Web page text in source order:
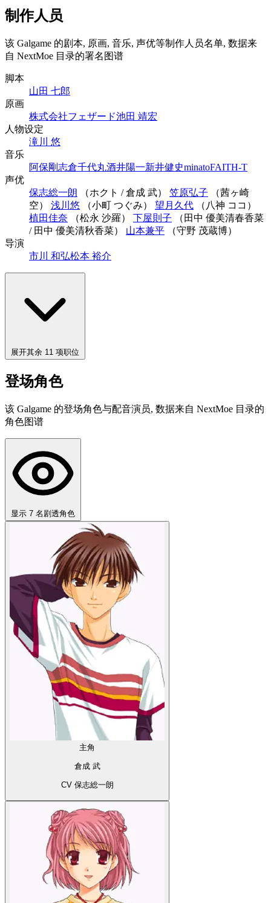
制作人员
该 Galgame 的剧本, 原画, 音乐, 声优等制作人员名单, 数据来
自 NextMoe 目录的署名图谱
脚本
山田 七郎
原画
株式会社フェザード池田 靖宏
人物设定
滝川 悠
音乐
阿保剛志倉千代丸酒井陽一新井健史minatoFAITH-T
声优
保志総一朗 （ホクト / 倉成 武） 笠原弘子 （茜ヶ崎
空） 浅川悠 （小町 つぐみ） 望月久代 （八神 ココ）
植田佳奈 （松永 沙羅） 下屋則子 （田中 優美清春香菜
/ 田中 優美清秋香菜） 山本兼平 （守野 茂蔵博）
导演
市川 和弘松本 裕介
展开其余 11 项职位
登场角色
该 Galgame 的登场角色与配音演员, 数据来自 NextMoe 目录的
角色图谱
显示 7 名剧透角色
主角
倉成 武
CV 保志総一朗